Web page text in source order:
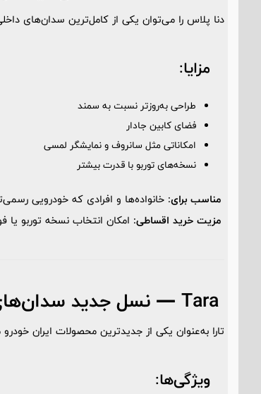
دنا پلاس را می‌توان یکی از کامل‌ترین سدان‌های
مزایا:
طراحی به‌روزتر نسبت به سمند
فضای کابین جادار
امکاناتی مثل سانروف و نمایشگر لمسی
نسخه‌های توربو با قدرت بیشتر
مناسب برای: خانواده‌ها و افرادی که خودرویی
مزیت خرید اقساطی: امکان انتخاب نسخه توربو
تارا به‌عنوان یکی از جدیدترین محصولات ایران
ویژگی‌ها: